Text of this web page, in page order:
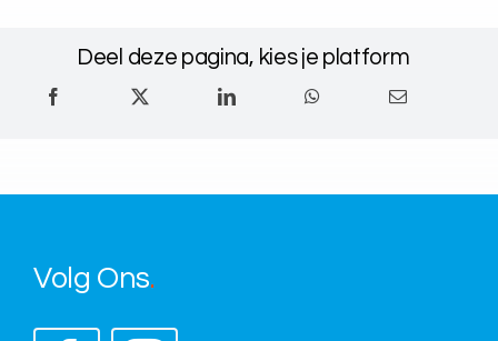
Deel deze pagina, kies je platform
Volg Ons.